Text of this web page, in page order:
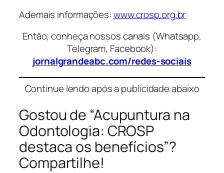
Ademais informações:www.crosp.org.br
Então, conheça nossos canais (Whatsapp,
Telegram, Facebook):
jornalgrandeabc.com/redes-sociais
Continue lendo após a publicidade abaixo
Gostou de “Acupuntura na
Odontologia: CROSP
destaca os benefícios”?
Compartilhe!